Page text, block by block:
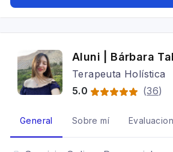
Aluni | Bárbara
Terapeuta Holística
5.0
(36)
General Sobre mí